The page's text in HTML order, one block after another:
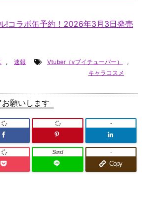
!コラボ缶予約！2026年3月3日発売
, 速報 Vtuber（vブイチューバー）
,
キャラコスメ
願いします
-
Send
Copy
-